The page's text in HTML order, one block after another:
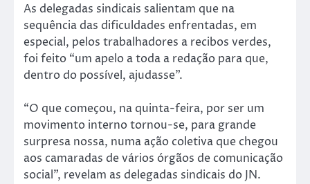
As delegadas sindicais salientam que na
sequência das dificuldades enfrentadas, em
especial, pelos trabalhadores a recibos verdes,
foi feito “um apelo a toda a redação para que,
dentro do possível, ajudasse”.
“O que começou, na quinta-feira, por ser um
movimento interno tornou-se, para grande
surpresa nossa, numa ação coletiva que chegou
aos camaradas de vários órgãos de comunicação
social”, revelam as delegadas sindicais do JN.